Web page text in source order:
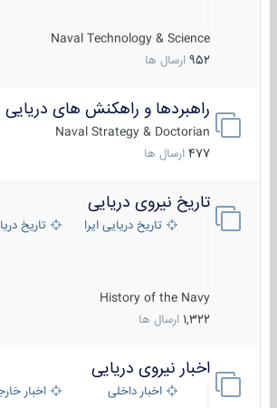
Naval Technology & Science
952 ارسال ها
راهبردها و راهکنش های دریایی
Naval Strategy & Doctorian
477 ارسال ها
تاریخ نیروی دریایی
تاریخ دریایی ایران تاریخ
History of the Navy
1,322 ارسال ها
اخبار نیروی دریایی
اخبار داخلی اخبار خارجی